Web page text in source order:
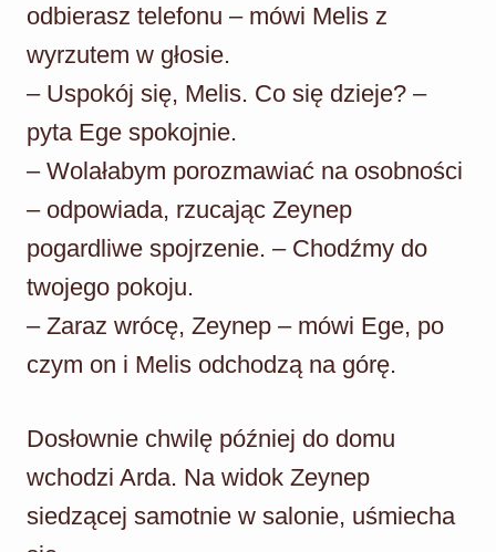
odbierasz telefonu – mówi Melis z
wyrzutem w głosie.
– Uspokój się, Melis. Co się dzieje? –
pyta Ege spokojnie.
– Wolałabym porozmawiać na osobności
– odpowiada, rzucając Zeynep
pogardliwe spojrzenie. – Chodźmy do
twojego pokoju.
– Zaraz wrócę, Zeynep – mówi Ege, po
czym on i Melis odchodzą na górę.
Dosłownie chwilę później do domu
wchodzi Arda. Na widok Zeynep
siedzącej samotnie w salonie, uśmiecha